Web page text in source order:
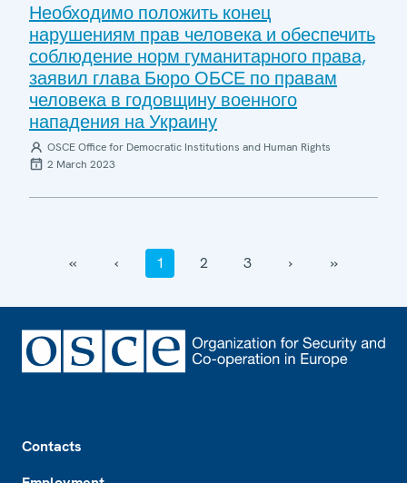
Необходимо положить конец
нарушениям прав человека и обеспечить
соблюдение норм гуманитарного права,
заявил глава Бюро ОБСЕ по правам
человека в годовщину военного
нападения на Украину
OSCE Office for Democratic Institutions and Human Rights
2 March 2023
‹‹ ‹ 1 2 3 › ››
Contacts